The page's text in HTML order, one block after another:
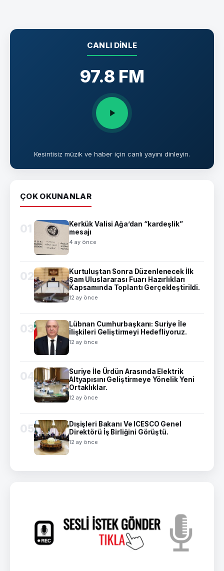
CANLI DINLE
97.8 FM
Kesintisiz müzik ve haber için canlı yayını dinleyin.
ÇOK OKUNANLAR
01
Kerkük Valisi Ağa’dan “kardeşlik”
mesajı
4 ay önce
02
Kurtuluştan Sonra Düzenlenecek İlk
Şam Uluslararası Fuarı Hazırlıkları
Kapsamında Toplantı Gerçekleştirildi.
12 ay önce
03
Lübnan Cumhurbaşkanı: Suriye İle
İlişkileri Geliştirmeyi Hedefliyoruz.
12 ay önce
04
Suriye İle Ürdün Arasında Elektrik
Altyapısını Geliştirmeye Yönelik Yeni
Ortaklıklar.
12 ay önce
05
Dışişleri Bakanı Ve ICESCO Genel
Direktörü İş Birliğini Görüştü.
12 ay önce